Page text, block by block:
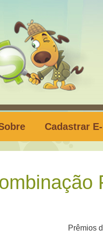
Cadastrar
Prêmios